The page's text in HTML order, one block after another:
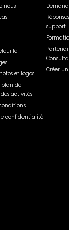
nous
et logos
plan de
activités
confidentialité
support
Créer